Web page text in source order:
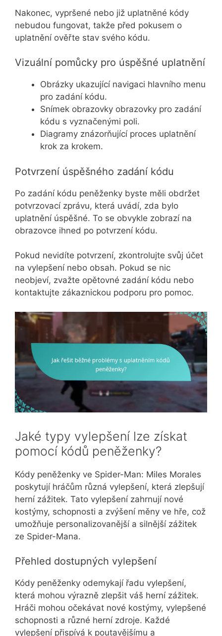
Nakonec, vypršené nebo již uplatněné kódy
nebudou fungovat, takže před pokusem o
uplatnění ověřte stav svého kódu.
Vizuální pomůcky pro úspěšné uplatnění
Obrázky ukazující navigaci hlavního menu
pro zadání kódu.
Snímek obrazovky obrazovky pro zadání
kódu s vyznačenými poli.
Diagramy znázorňující proces uplatnění
krok za krokem.
Potvrzení úspěšného zadání kódu
Po zadání kódu peněženky byste měli obdržet
potvrzovací zprávu, která uvádí, zda bylo
uplatnění úspěšné. To se obvykle zobrazí na
obrazovce ihned po potvrzení kódu.
Pokud nevidíte potvrzení, zkontrolujte svůj účet
na vylepšení nebo obsah. Pokud se nic
neobjeví, zvažte opětovné zadání kódu nebo
kontaktujte zákaznickou podporu pro pomoc.
Jaké typy vylepšení lze získat
pomocí kódů peněženky?
Kódy peněženky ve Spider-Man: Miles Morales
poskytují hráčům různá vylepšení, která zlepšují
herní zážitek. Tato vylepšení zahrnují nové
kostýmy, schopnosti a zvýšení měny ve hře, což
umožňuje personalizovanější a silnější zážitek
ze Spider-Mana.
Přehled dostupných vylepšení
Kódy peněženky odemykají řadu vylepšení,
která mohou výrazně zlepšit váš herní zážitek.
Hráči mohou očekávat nové kostýmy, vylepšené
schopnosti a různé herní zdroje. Každé
vylepšení přispívá k poutavějšímu a